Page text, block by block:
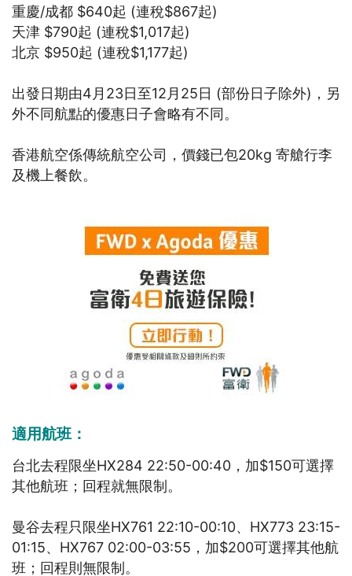
重慶/成都 $640起 (連稅$867起)
天津 $790起 (連稅$1,017起)
北京 $950起 (連稅$1,177起)
出發日期由4月23日至12月25日 (部份日子除外)，另
外不同航點的優惠日子會略有不同。
香港航空係傳統航空公司，價錢已包20kg 寄艙行李
及機上餐飲。
適用航班：
台北去程限坐HX284 22:50-00:40，加$150可選擇
其他航班；回程就無限制。
曼谷去程只限坐HX761 22:10-00:10、HX773 23:15-
01:15、HX767 02:00-03:55，加$200可選擇其他航
班；回程則無限制。